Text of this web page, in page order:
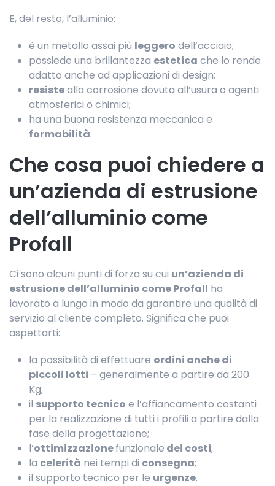
E, del resto, l’alluminio:
è un metallo assai più leggero dell’acciaio;
possiede una brillantezza estetica che lo rende
adatto anche ad applicazioni di design;
resistealla corrosione dovuta all’usura o agenti
atmosferici o chimici;
ha una buona resistenza meccanica e
formabilità.
Che cosa puoi chiedere a
un’azienda di estrusione
dell’alluminio come
Profall
Ci sono alcuni punti di forza su cui un’azienda di
estrusione dell’alluminio come Profall ha
lavorato a lungo in modo da garantire una qualità di
servizio al cliente completo. Significa che puoi
aspettarti:
la possibilità di effettuare ordini anche di
piccoli lotti – generalmente a partire da 200
Kg;
il supporto tecnico e l’affiancamento costanti
per la realizzazione di tutti i profili a partire dalla
fase della progettazione;
l’ottimizzazionefunzionale dei costi;
la celerità nei tempi di consegna;
il supporto tecnico per le urgenze.